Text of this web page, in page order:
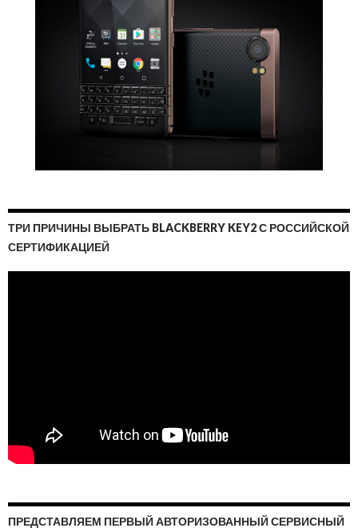
ТРИ ПРИЧИНЫ ВЫБРАТЬ BLACKBERRY KEY2 С РОССИЙСКОЙ
СЕРТИФИКАЦИЕЙ
ПРЕДСТАВЛЯЕМ ПЕРВЫЙ АВТОРИЗОВАННЫЙ СЕРВИСНЫЙ